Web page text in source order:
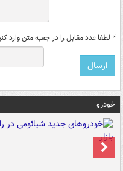
* لطفا عدد مقابل را در جعبه متن وارد
خودرو